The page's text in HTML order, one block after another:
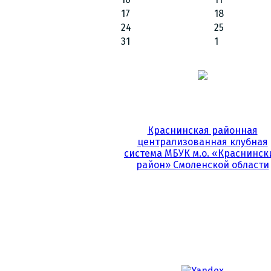
17
18
24
25
31
1
Краснинская районная
централизованная клубная
система МБУК м.о.
район» Смоленской области